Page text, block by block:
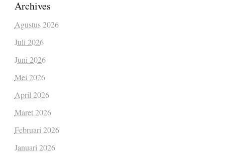
Archives
Agustus 2026
Juli 2026
Juni 2026
Mei 2026
April 2026
Maret 2026
Februari 2026
Januari 2026